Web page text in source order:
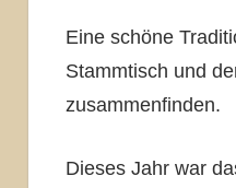
Eine schöne
Stammtisch und
zusammenfinden.
Dieses Jahr war